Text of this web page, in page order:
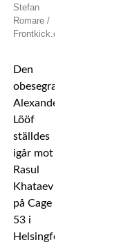
Stefan
Romare /
Frontkick.online
Den
obesegrade
Alexander
Lööf
ställdes
igår mot
Rasul
Khataev
på Cage
53 i
Helsingfors.